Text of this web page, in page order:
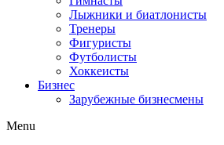
Лыжники и биатлонисты
Тренеры
Фигуристы
Футболисты
Хоккеисты
Бизнес
Зарубежные бизнесмены
Menu